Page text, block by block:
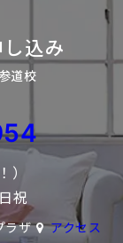
込み
道校
）
祝
ラザ アクセス